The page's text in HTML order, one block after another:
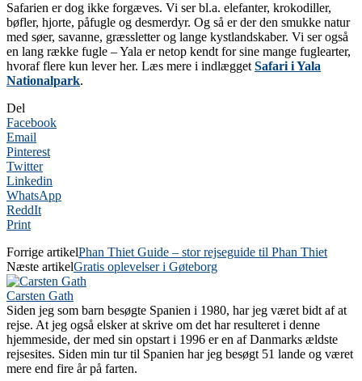
Safarien er dog ikke forgæves. Vi ser bl.a. elefanter, krokodiller,
bøfler, hjorte, påfugle og desmerdyr. Og så er der den smukke natur
med søer, savanne, græssletter og lange kystlandskaber. Vi ser også
en lang række fugle – Yala er netop kendt for sine mange fuglearter,
hvoraf flere kun lever her. Læs mere i indlægget Safari i Yala
Nationalpark.
Del
Facebook
Email
Pinterest
Twitter
Linkedin
WhatsApp
ReddIt
Print
Forrige artikelPhan Thiet Guide – stor rejseguide til Phan Thiet
Næste artikelGratis oplevelser i Gøteborg
Carsten Gath
Siden jeg som barn besøgte Spanien i 1980, har jeg været bidt af at
rejse. At jeg også elsker at skrive om det har resulteret i denne
hjemmeside, der med sin opstart i 1996 er en af Danmarks ældste
rejsesites. Siden min tur til Spanien har jeg besøgt 51 lande og været
mere end fire år på farten.